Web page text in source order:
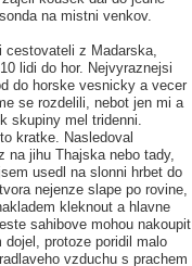
na mistni venkov.
cestovateli z Madarska,
lidi do hor. Nejvyraznejsi
do horske vesnicky a vecer
se rozdelili, nebot jen mi a
skupiny mel tridenni.
kratke. Nasledoval
jihu Thajska nebo tady,
usedl na slonni hrbet do
nejenze slape po rovine,
kleknout a hlavne
sahibove mohou nakoupit
protoze poridil malo
vzduchu s prachem